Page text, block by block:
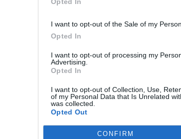
I want to opt-out of the Sale of my
Opted In
I want to opt-out of processing my
Advertising.
Opted In
I want to opt-out of Collection, Use,
of my Personal Data that Is Unrelated
was collected.
Opted Out
CONFIRM
ZOBACZ RÓWNIEŻ: